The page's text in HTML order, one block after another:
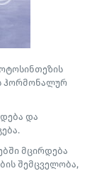
ჰორმონალურ
და
მცირდება
შემცველობა,